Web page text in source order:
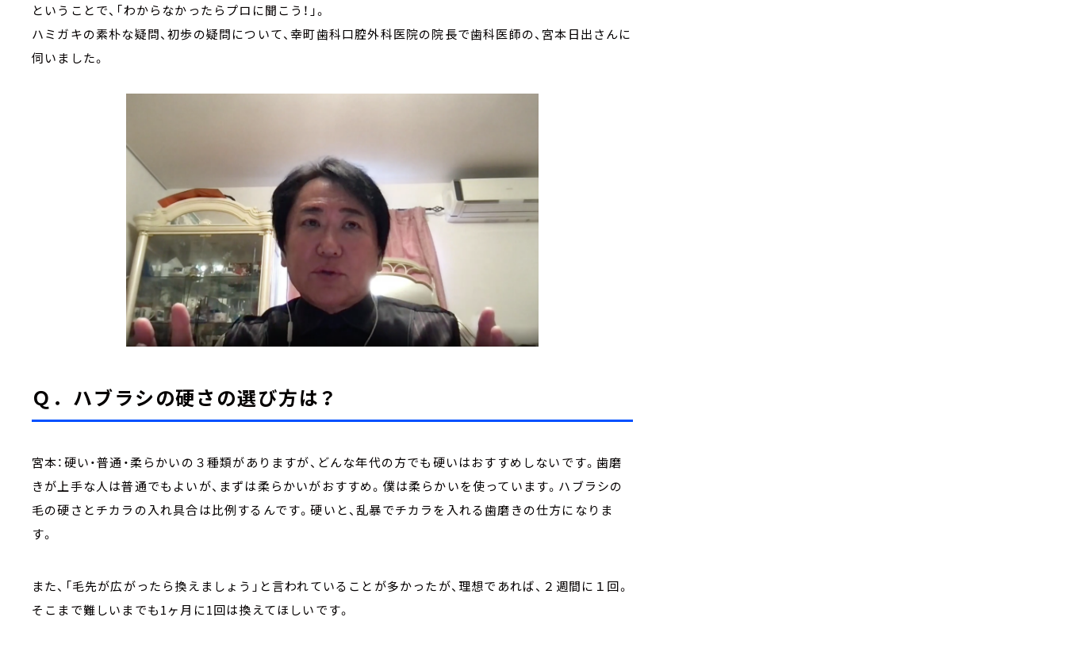
ということで、「わからなかったらプロに聞こう！」。
ハミガキの素朴な疑問、初歩の疑問について、幸町歯科口腔外科医院の院長で歯科医師の、宮本日出さんに
伺いました。
Ｑ．ハブラシの硬さの選び方は？
宮本：硬い・普通・柔らかいの３種類がありますが、どんな年代の方でも硬いはおすすめしないです。歯磨
きが上手な人は普通でもよいが、まずは柔らかいがおすすめ。僕は柔らかいを使っています。ハブラシの
毛の硬さとチカラの入れ具合は比例するんです。硬いと、乱暴でチカラを入れる歯磨きの仕方になりま
す。
また、「毛先が広がったら換えましょう」と言われていることが多かったが、理想であれば、２週間に１回。
そこまで難しいまでも1ヶ月に1回は換えてほしいです。